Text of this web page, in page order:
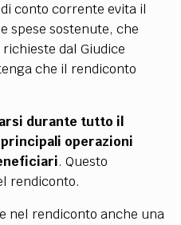
conto corrente evita il
spese sostenute, che
dal Giudice
che il rendiconto
durante tutto il
operazioni
. Questo
rendiconto.
nel rendiconto anche una